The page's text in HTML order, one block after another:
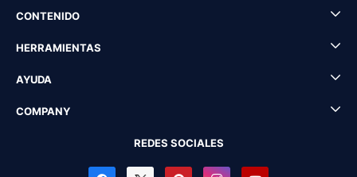
CONTENIDO
HERRAMIENTAS
AYUDA
COMPANY
REDES SOCIALES